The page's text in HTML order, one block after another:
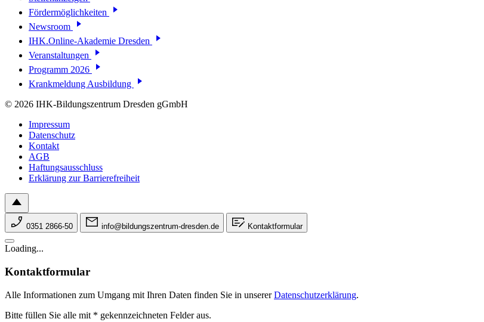
Fördermöglichkeiten
Newsroom
IHK.Online-Akademie Dresden
Veranstaltungen
Programm 2026
Krankmeldung Ausbildung
© 2026 IHK-Bildungszentrum Dresden gGmbH
Impressum
Datenschutz
Kontakt
AGB
Haftungsausschluss
Erklärung zur Barrierefreiheit
0351 2866-50 info@bildungszentrum-dresden.de Kontaktformular
Loading...
Kontaktformular
Alle Informationen zum Umgang mit Ihren Daten finden Sie in unsererDatenschutzerklärung.
Bitte füllen Sie alle mit * gekennzeichneten Felder aus.